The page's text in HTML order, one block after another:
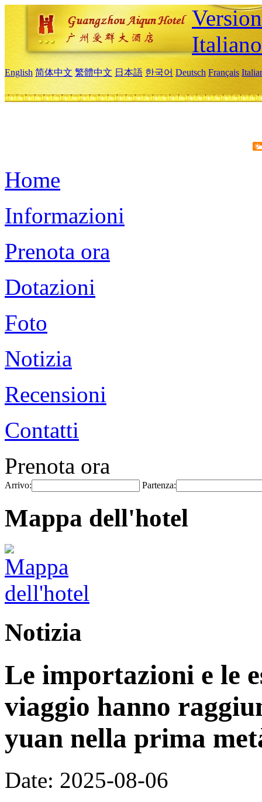
Italiano
English 简体中文 繁體中文 日本語 한국어 Deutsch Français
Home
Informazioni
Prenota ora
Dotazioni
Foto
Notizia
Recensioni
Contatti
Prenota ora
Arrivo: Partenza:
Mappa dell'hotel
Notizia
Le importazioni e le
viaggio hanno
yuan nella prima
Date: 2025-08-06